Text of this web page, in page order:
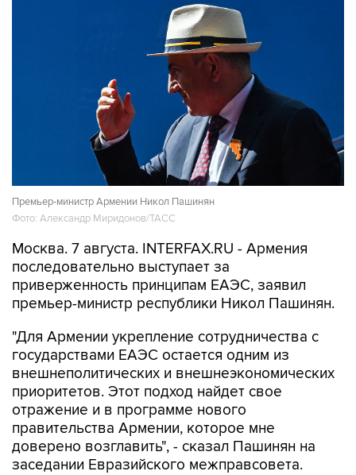
Премьер-министр Армении Никол Пашинян
Фото: Александр Миридонов/ТАСС
Москва. 7 августа. INTERFAX.RU - Армения
последовательно выступает за
приверженность принципам ЕАЭС, заявил
премьер-министр республики Никол Пашинян.
"Для Армении укрепление сотрудничества с
государствами ЕАЭС остается одним из
внешнеполитических и внешнеэкономических
приоритетов. Этот подход найдет свое
отражение и в программе нового
правительства Армении, которое мне
доверено возглавить", - сказал Пашинян на
заседании Евразийского межправсовета.